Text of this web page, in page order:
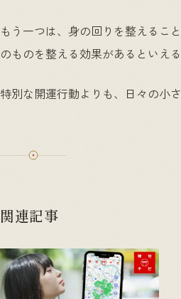
もう一つは、身の回りを整えるこ
のものを整える効果があるといえる
特別な開運行動よりも、日々の小
関連記事